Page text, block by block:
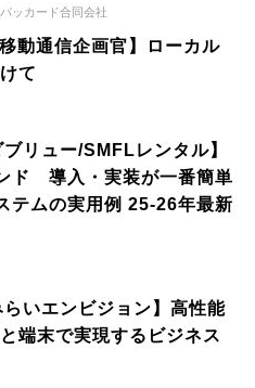
ッカード合同会社
動通信企画官】ローカル
て
リュー/SMFLレンタル】
ド 導入・実装が一番簡単
テムの実用例 25-26年最新
らいエンビジョン】高性能
端末で実現するビジネス